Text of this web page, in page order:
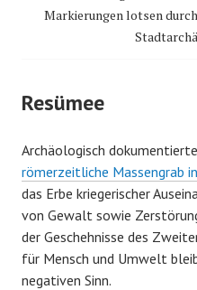
Markierungen lotsen
Resümee
Archäologisch
römerzeitliche Massengrab
das Erbe kriegerischer
von Gewalt sowie
der Geschehnisse des
für Mensch und Umwelt
negativen Sinn.